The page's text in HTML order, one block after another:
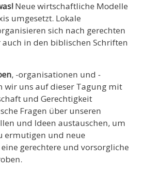
Neue wirtschaftliche Modelle
umgesetzt. Lokale
sich nach gerechten
in den biblischen Schriften
, -organisationen und -
wir uns auf dieser Tagung mit
und Gerechtigkeit
Fragen über unseren
und Ideen austauschen, um
ermutigen und neue
gerechtere und vorsorgliche